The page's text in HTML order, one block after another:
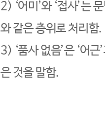
2) ‘어미’와 ‘접사’는
와 같은 층위로 처리함.
3) ‘품사 없음’은 ‘어
은 것을 말함.